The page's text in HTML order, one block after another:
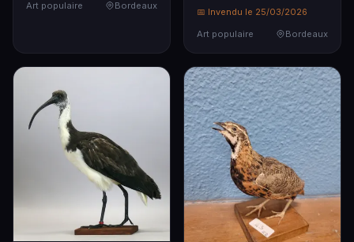
Art populaire
Bordeaux
📅 Invendu le 25/03/2026
Art populaire
Bordeaux